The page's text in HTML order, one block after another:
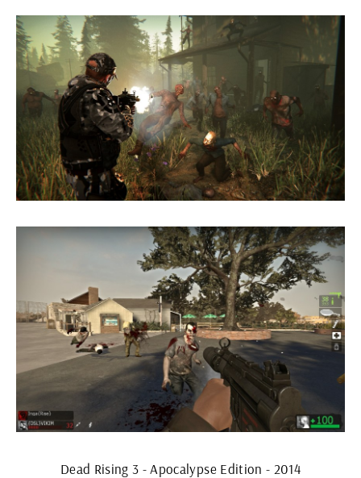
Dead Rising 3 - Apocalypse Edition - 2014